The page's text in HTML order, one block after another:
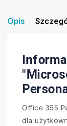
Opis
Office 365
dla